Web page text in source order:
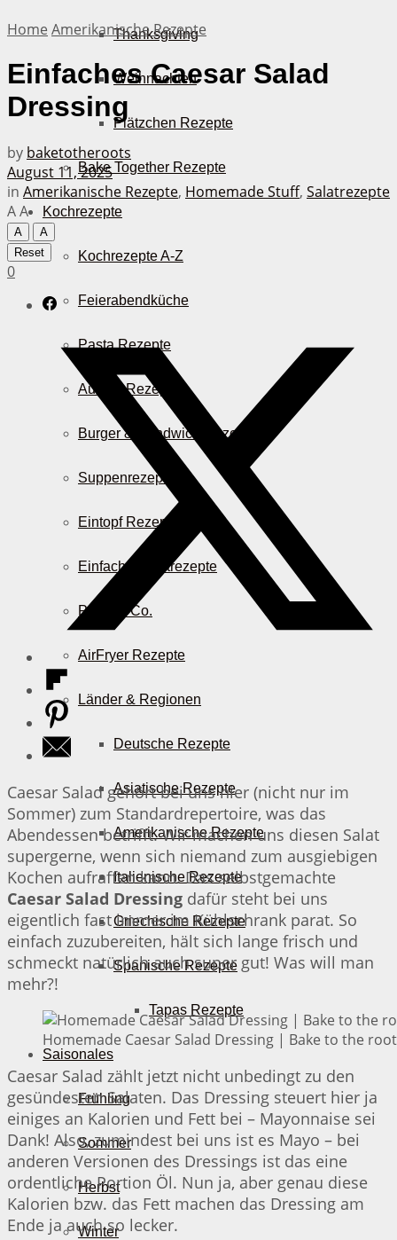
Thanksgiving
Weihnachten
Plätzchen Rezepte
Bake Together Rezepte
Kochrezepte
Kochrezepte A-Z
Feierabendküche
Pasta Rezepte
Auflauf Rezepte
Burger & Sandwich Rezepte
Suppenrezepte
Eintopf Rezepte
Einfache Salatrezepte
Pizza & Co.
AirFryer Rezepte
Länder & Regionen
Deutsche Rezepte
Asiatische Rezepte
Amerikanische Rezepte
Italienische Rezepte
Griechische Rezepte
Spanische Rezepte
Tapas Rezepte
Saisonales
Frühling
Sommer
Herbst
Winter
Home Amerikanische Rezepte
Einfaches Caesar Salad
Dressing
by baketotheroots
August 11, 2025
in Amerikanische Rezepte, Homemade Stuff, Salatrezepte
AA
A
A
Reset
0
Caesar Salad gehört bei uns hier (nicht nur im
Sommer) zum Standardrepertoire, was das
Abendessen betrifft. Wir machen uns diesen Salat
supergerne, wenn sich niemand zum ausgiebigen
Kochen aufraffen kann. Das selbstgemachte
Caesar Salad Dressing dafür steht bei uns
eigentlich fast immer im Kühlschrank parat. So
einfach zuzubereiten, hält sich lange frisch und
schmeckt natürlich auch super gut! Was will man
mehr?!
Homemade Caesar Salad Dressing | Bake to the
Caesar Salad zählt jetzt nicht unbedingt zu den
gesündesten Salaten. Das Dressing steuert hier ja
einiges an Kalorien und Fett bei – Mayonnaise sei
Dank! Also, zumindest bei uns ist es Mayo – bei
anderen Versionen des Dressings ist das eine
ordentliche Portion Öl. Nun ja, aber genau diese
Kalorien bzw. das Fett machen das Dressing am
Ende ja auch so lecker.